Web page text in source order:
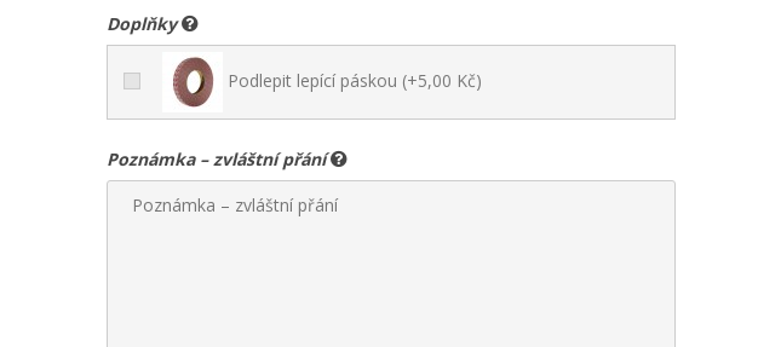
Doplňky
Podlepit lepící páskou (+5,00 Kč)
Poznámka – zvláštní přání